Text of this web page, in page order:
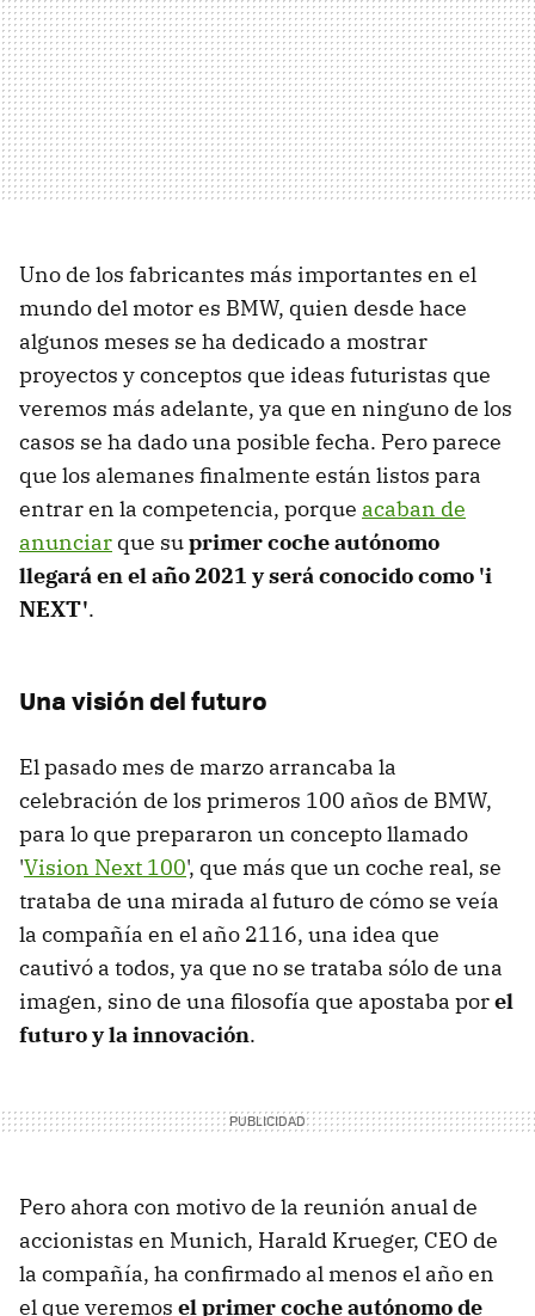
Uno de los fabricantes más importantes en el
mundo del motor es BMW, quien desde hace
algunos meses se ha dedicado a mostrar
proyectos y conceptos que ideas futuristas que
veremos más adelante, ya que en ninguno de los
casos se ha dado una posible fecha. Pero parece
que los alemanes finalmente están listos para
entrar en la competencia, porque acaban de
anunciar que suprimer coche autónomo
llegará en el año 2021 y será conocido como 'i
NEXT'.
Una visión del futuro
El pasado mes de marzo arrancaba la
celebración de los primeros 100 años de BMW,
para lo que prepararon un concepto llamado
'Vision Next 100', que más que un coche real, se
trataba de una mirada al futuro de cómo se veía
la compañía en el año 2116, una idea que
cautivó a todos, ya que no se trataba sólo de una
imagen, sino de una filosofía que apostaba porel
futuro y la innovación.
Pero ahora con motivo de la reunión anual de
accionistas en Munich, Harald Krueger, CEO de
la compañía, ha confirmado al menos el año en
el que veremos el primer coche autónomo de